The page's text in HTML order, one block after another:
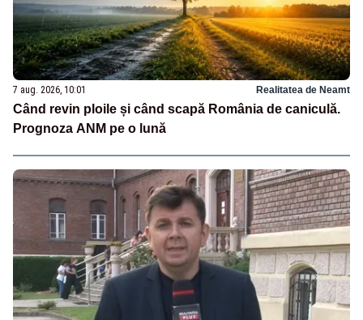
7 aug. 2026, 10:01 Realitatea de Neamt
Când revin ploile și când scapă România de caniculă.
Prognoza ANM pe o lună